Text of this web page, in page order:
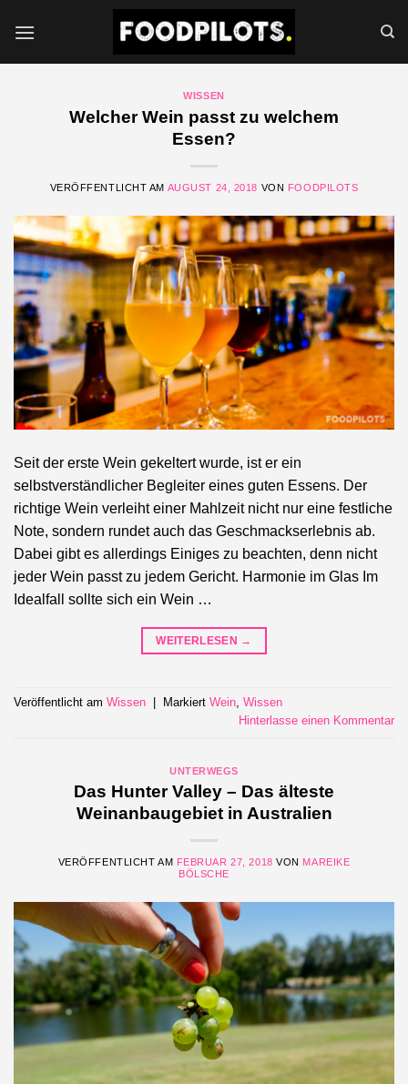
Inhalt
WISSEN
Welcher Wein passt zu welchem
Essen?
VERÖFFENTLICHT AM AUGUST 24, 2018 VON FOODPILOTS
Seit der erste Wein gekeltert wurde, ist er ein
selbstverständlicher Begleiter eines guten Essens. Der
richtige Wein verleiht einer Mahlzeit nicht nur eine festliche
Note, sondern rundet auch das Geschmackserlebnis ab.
Dabei gibt es allerdings Einiges zu beachten, denn nicht
jeder Wein passt zu jedem Gericht. Harmonie im Glas Im
Idealfall sollte sich ein Wein …
WEITERLESEN →
Veröffentlicht am Wissen Markiert Wein, Wissen
Hinterlasse einen Kommentar
UNTERWEGS
Das Hunter Valley – Das älteste
Weinanbaugebiet in Australien
VERÖFFENTLICHT AM FEBRUAR 27, 2018 VON MAREIKE
BÖLSCHE